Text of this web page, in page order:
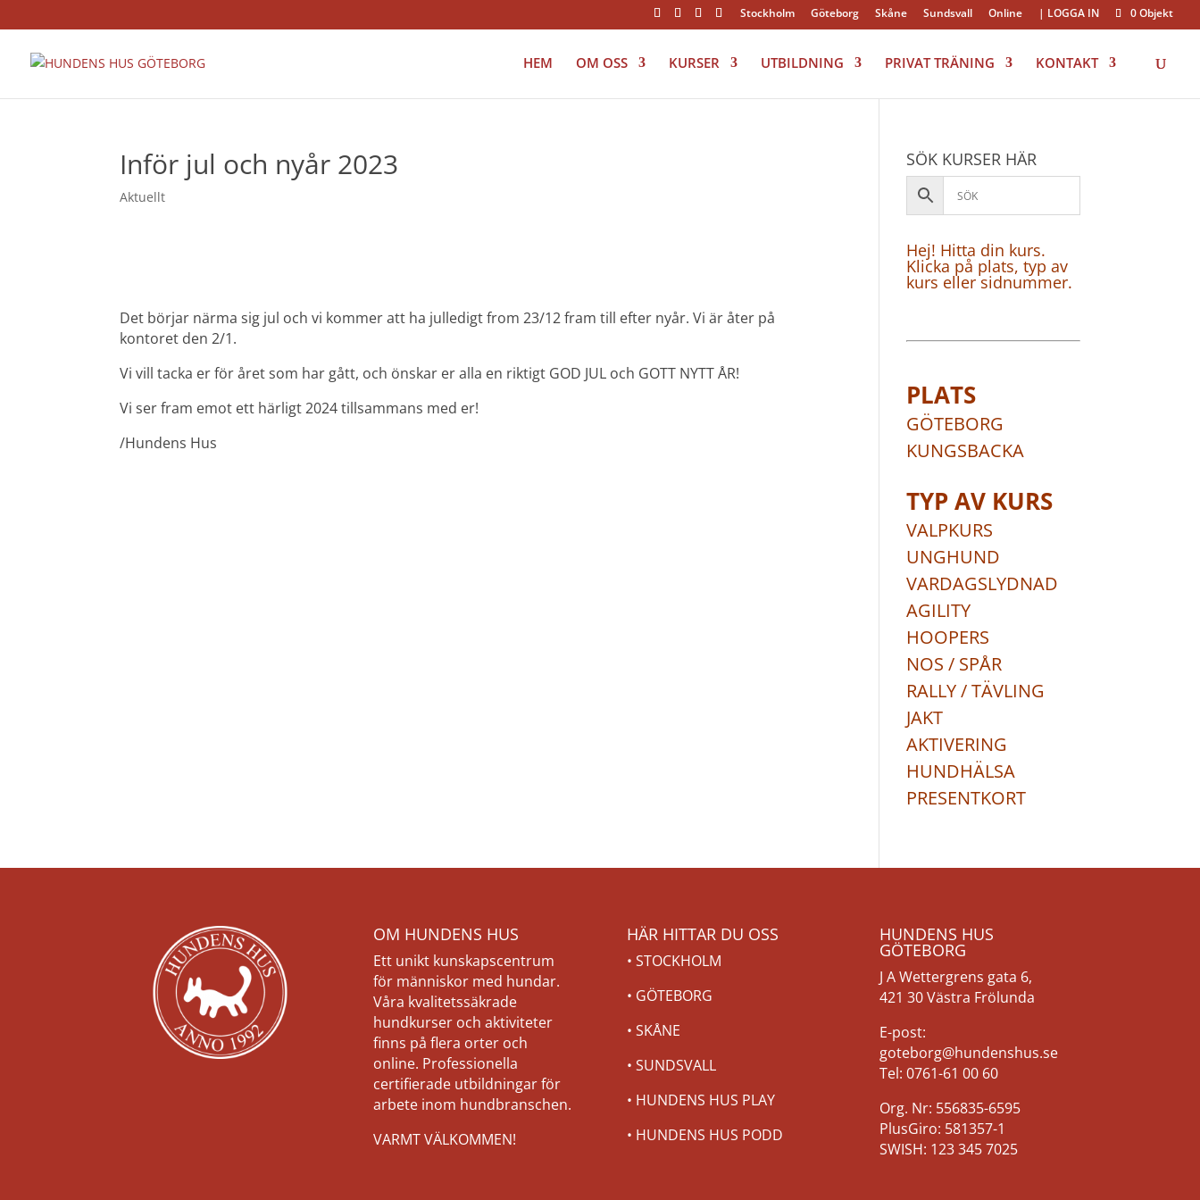
Stockholm Göteborg Skåne Sundsvall Online | LOGGA IN 0 Objekt
HEM OM OSS KURSER UTBILDNING PRIVAT TRÄNING KONTAKT
Inför jul och nyår 2023
Aktuellt
Det börjar närma sig jul och vi kommer att ha julledigt from 23/12 fram till efter nyår. Vi är åter på
kontoret den 2/1.
Vi vill tacka er för året som har gått, och önskar er alla en riktigt GOD JUL och GOTT NYTT ÅR!
Vi ser fram emot ett härligt 2024 tillsammans med er!
/Hundens Hus
SÖK KURSER HÄR
Hej! Hitta din kurs.
Klicka på plats, typ av
kurs eller sidnummer.
PLATS
GÖTEBORG
KUNGSBACKA
TYP AV KURS
VALPKURS
UNGHUND
VARDAGSLYDNAD
AGILITY
HOOPERS
NOS / SPÅR
RALLY / TÄVLING
JAKT
AKTIVERING
HUNDHÄLSA
PRESENTKORT
OM HUNDENS HUS
Ett unikt kunskapscentrum
för människor med hundar.
Våra kvalitetssäkrade
hundkurser och aktiviteter
finns på flera orter och
online. Professionella
certifierade utbildningar för
arbete inom hundbranschen.
VARMT VÄLKOMMEN!
HÄR HITTAR DU OSS
• STOCKHOLM
• GÖTEBORG
• SKÅNE
• SUNDSVALL
• HUNDENS HUS PLAY
• HUNDENS HUS PODD
HUNDENS HUS
GÖTEBORG
J A Wettergrens gata 6,
421 30 Västra Frölunda
E-post:
goteborg@hundenshus.se
Tel: 0761-61 00 60
Org. Nr: 556835-6595
PlusGiro: 581357-1
SWISH: 123 345 7025